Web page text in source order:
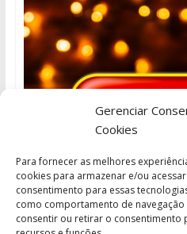
Gerenciar
Cookies
Para fornecer as melhores
cookies para armazenar e/ou
consentimento para essas
como comportamento de navegação
consentir ou retirar o consentimento